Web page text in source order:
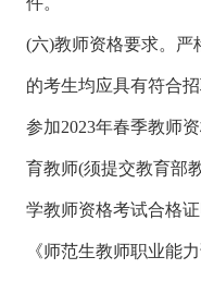
(六)教师资格要求。严
的考生均应具有符合
参加2023年春季教师
育教师(须提交教育部
学教师资格考试合格
《师范生教师职业能